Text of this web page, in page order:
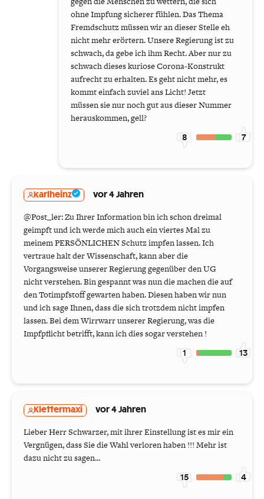
ohne Impfung sicherer fühlen. Das Thema
Fremdschutz müssen wir an dieser Stelle eh
nicht mehr erörtern. Unsere Regierung ist zu
schwach, da gebe ich ihm Recht. Aber nur zu
schwach dieses kuriose Corona-Konstrukt
aufrecht zu erhalten. Es geht nicht mehr, es
kommt einfach zuviel ans Licht! Jetzt
müssen sie nur noch gut aus dieser Nummer
herauskommen, gell?
8 7
karlheinz vor 4 Jahren
@Post_ler: Zu Ihrer Information bin ich schon dreimal
geimpft und ich werde mich auch ein viertes Mal zu
meinem PERSÖNLICHEN Schutz impfen lassen. Ich
vertraue halt der Wissenschaft, kann aber die
Vorgangsweise unserer Regierung gegenüber den UG
nicht verstehen. Bin gespannt was nun die machen die auf
den Totimpfstoff gewarten haben. Diesen haben wir nun
und ich sage Ihnen, dass die sich trotzdem nicht impfen
lassen. Bei dem Wirrwarr unserer Regierung, was die
Impfpflicht betrifft, kann ich dies sogar verstehen !
1 13
Klettermaxi vor 4 Jahren
Lieber Herr Schwarzer, mit ihrer Einstellung ist es mir ein
Vergnügen, dass Sie die Wahl verloren haben !!! Mehr ist
dazu nicht zu sagen...
15 4